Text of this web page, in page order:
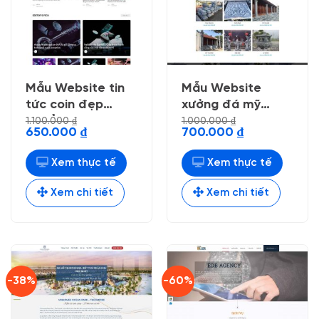
Mẫu Website tin
tức coin đẹp
chuẩn seo
1.100.000₫
Giá
là:
1.100.000 ₫.
650.000 ₫Giá
hiện
tại
là:
650.000 ₫.
Xem thực tế
Xem chi tiết
Mẫu Website
xưởng đá mỹ
nghệ
1.000.000₫
Giá
là:
1.000.000 ₫.
700.000 ₫Giá
hiện
tại
là:
700.000 ₫.
Xem thực tế
Xem chi tiết
-38% -60%